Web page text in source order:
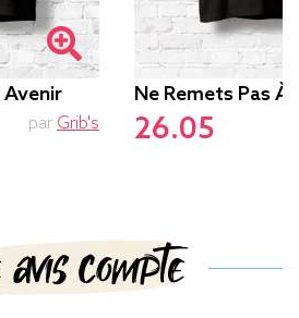
par Grib's
Ne Remets Pas À
26.05
compte